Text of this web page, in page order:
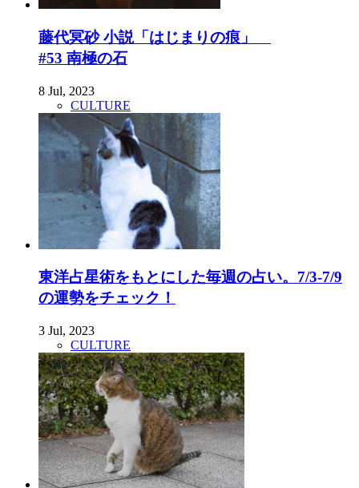
藤代冥砂 小説「はじまりの痕」
#53 南極の石
8 Jul, 2023
CULTURE
東洋占星術をもとにした毎週の占い。7/3-7/9
の運勢をチェック！
3 Jul, 2023
CULTURE